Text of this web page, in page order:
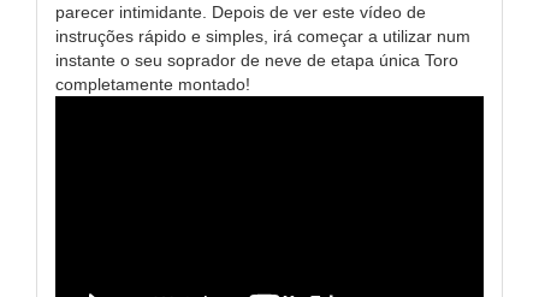
parecer intimidante. Depois de ver este vídeo de
instruções rápido e simples, irá começar a utilizar num
instante o seu soprador de neve de etapa única Toro
completamente montado!